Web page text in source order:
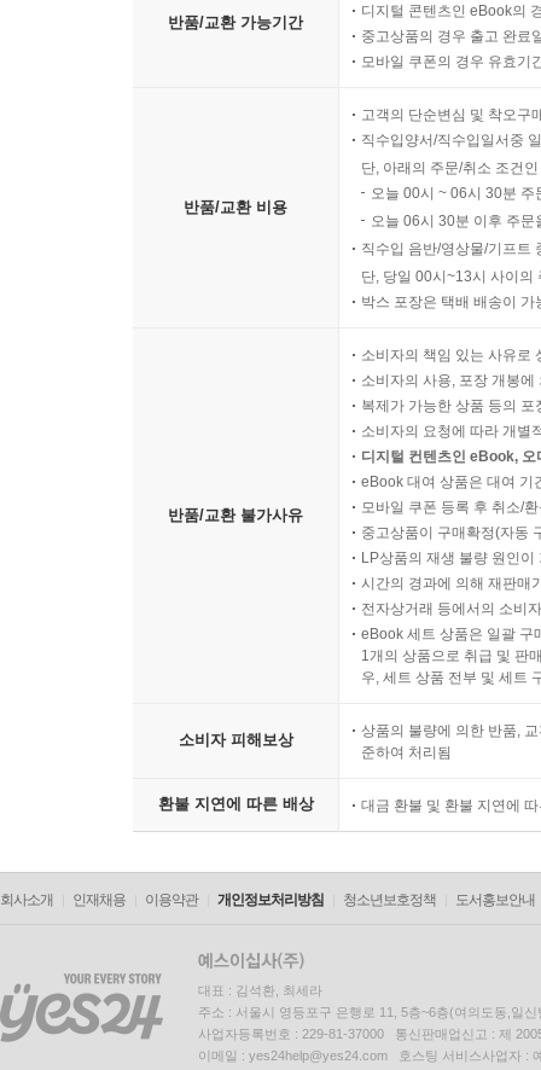
반품/교환 가능기간
디지털 콘텐츠인 eBook의
중고상품의 경우 출고 완료
모바일 쿠폰의 경우 유효기
반품/교환 비용
고객의 단순변심 및 착오구
직수입양서/직수입일서중
단, 아래의 주문/취소 조건
오늘 00시 ~ 06시 30분
오늘 06시 30분 이후 주
직수입 음반/영상물/기프트
단, 당일 00시~13시 사이의
박스 포장은 택배 배송이
반품/교환 불가사유
소비자의 책임 있는 사유로
소비자의 사용, 포장 개봉
복제가 가능한 상품 등의
소비자의 요청에 따라 개별
디지털 컨텐츠인 eBook,
eBook 대여 상품은 대여 기
모바일 쿠폰 등록 후 취소/
중고상품이 구매확정(자동
LP상품의 재생 불량 원인
시간의 경과에 의해 재판매
전자상거래 등에서의 소비
eBook 세트 상품은 일괄 구
1개의 상품으로 취급 및 판
우, 세트 상품 전부 및 세트
소비자 피해보상
상품의 불량에 의한 반품,
준하여 처리됨
환불 지연에 따른 배상 대금 환불 및 환불 지연에
회사소개 인재채용 이용약관 개인정보처리방침 청소년보호정책 도서홍보안내
대표 : 김석환, 최세라
주소 : 서울시 영등포구 은행로 11, 5층~6층(여의도동,일신
사업자등록번호 : 229-81-37000 통신판매업신고 : 제
이메일 : yes24help@yes24.com 호스팅 서비스사업자 :